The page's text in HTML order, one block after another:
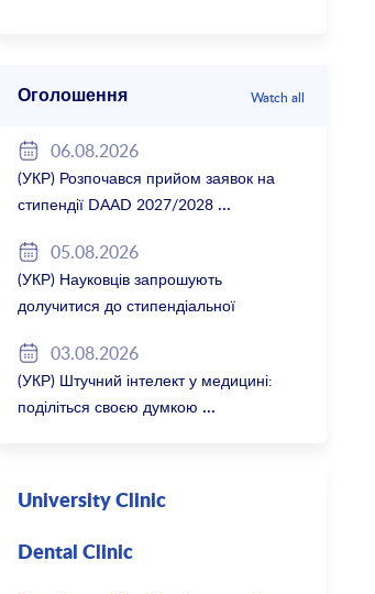
Оголошення Watch all
06.08.2026
(УКР) Розпочався прийом заявок на
стипендії DAAD 2027/2028
05.08.2026
(УКР) Науковців запрошують
долучитися до стипендіальної
2027/2803.08.2026
(УКР) Штучний інтелект у медицині:
поділіться своєю думкою
University Clinic
Dental Clinic